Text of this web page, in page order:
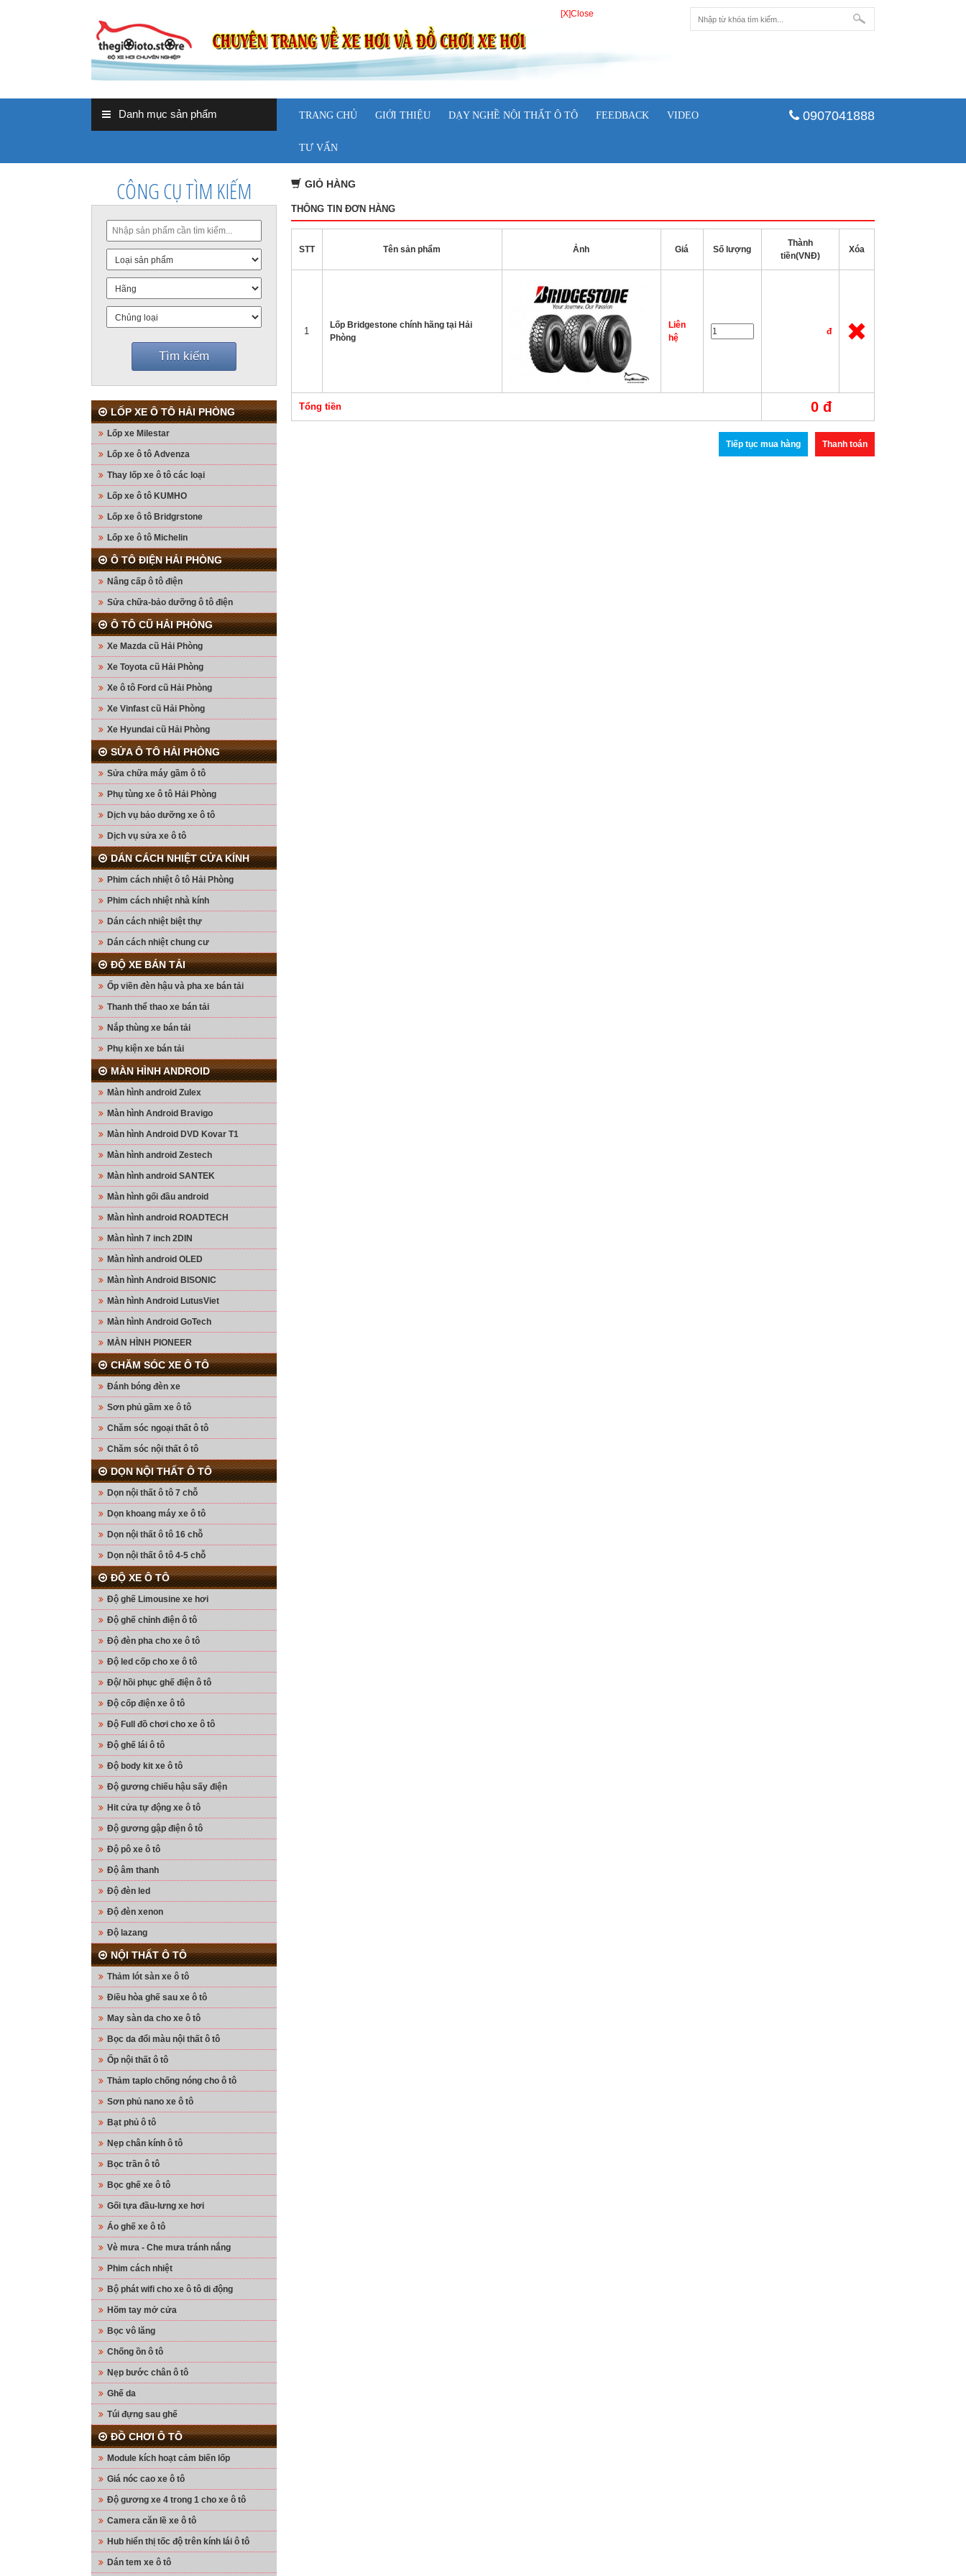
Danh mục sản phẩm
[X]Close
TRANG CHỦ GIỚI THIỆU DẠY NGHỀ NỘI THẤT Ô TÔ FEEDBACK VIDEO
TƯ VẤN
0907041888
CÔNG CỤ TÌM KIẾM
LỐP XE Ô TÔ HẢI PHÒNG
Lốp xe Milestar
Lốp xe ô tô Advenza
Thay lốp xe ô tô các loại
Lốp xe ô tô KUMHO
Lốp xe ô tô Bridgrstone
Lốp xe ô tô Michelin
Ô TÔ ĐIỆN HẢI PHÒNG
Nâng cấp ô tô điện
Sửa chữa-bảo dưỡng ô tô điện
Ô TÔ CŨ HẢI PHÒNG
Xe Mazda cũ Hải Phòng
Xe Toyota cũ Hải Phòng
Xe ô tô Ford cũ Hải Phòng
Xe Vinfast cũ Hải Phòng
Xe Hyundai cũ Hải Phòng
SỬA Ô TÔ HẢI PHÒNG
Sửa chữa máy gầm ô tô
Phụ tùng xe ô tô Hải Phòng
Dịch vụ bảo dưỡng xe ô tô
Dịch vụ sửa xe ô tô
DÁN CÁCH NHIỆT CỬA KÍNH
Phim cách nhiệt ô tô Hải Phòng
Phim cách nhiệt nhà kính
Dán cách nhiệt biệt thự
Dán cách nhiệt chung cư
ĐỘ XE BÁN TẢI
Ốp viền đèn hậu và pha xe bán tải
Thanh thể thao xe bán tải
Nắp thùng xe bán tải
Phụ kiện xe bán tải
MÀN HÌNH ANDROID
Màn hình android Zulex
Màn hình Android Bravigo
Màn hình Android DVD Kovar T1
Màn hình android Zestech
Màn hình android SANTEK
Màn hình gối đầu android
Màn hình android ROADTECH
Màn hình 7 inch 2DIN
Màn hình android OLED
Màn hình Android BISONIC
Màn hình Android LutusViet
Màn hình Android GoTech
MÀN HÌNH PIONEER
CHĂM SÓC XE Ô TÔ
Đánh bóng đèn xe
Sơn phủ gầm xe ô tô
Chăm sóc ngoại thất ô tô
Chăm sóc nội thất ô tô
DỌN NỘI THẤT Ô TÔ
Dọn nội thất ô tô 7 chỗ
Dọn khoang máy xe ô tô
Dọn nội thất ô tô 16 chỗ
Dọn nội thất ô tô 4-5 chỗ
ĐỘ XE Ô TÔ
Độ ghế Limousine xe hơi
Độ ghế chỉnh điện ô tô
Độ đèn pha cho xe ô tô
Độ led cốp cho xe ô tô
Độ/ hồi phục ghế điện ô tô
Độ cốp điện xe ô tô
Độ Full đồ chơi cho xe ô tô
Độ ghế lái ô tô
Độ body kit xe ô tô
Độ gương chiếu hậu sấy điện
Hit cửa tự động xe ô tô
Độ gương gập điện ô tô
Độ pô xe ô tô
Độ âm thanh
Độ đèn led
Độ đèn xenon
Độ lazang
NỘI THẤT Ô TÔ
Thảm lót sàn xe ô tô
Điều hòa ghế sau xe ô tô
May sàn da cho xe ô tô
Bọc da đổi màu nội thất ô tô
Ốp nội thất ô tô
Thảm taplo chống nóng cho ô tô
Sơn phủ nano xe ô tô
Bạt phủ ô tô
Nẹp chân kính ô tô
Bọc trần ô tô
Bọc ghế xe ô tô
Gối tựa đầu-lưng xe hơi
Áo ghế xe ô tô
Vè mưa - Che mưa tránh nắng
Phim cách nhiệt
Bộ phát wifi cho xe ô tô di động
Hõm tay mở cửa
Bọc vô lăng
Chống ồn ô tô
Nẹp bước chân ô tô
Ghế da
Túi đựng sau ghế
ĐỒ CHƠI Ô TÔ
Module kích hoạt cảm biến lốp
Giá nóc cao xe ô tô
Độ gương xe 4 trong 1 cho xe ô tô
Camera căn lề xe ô tô
Hub hiển thị tốc độ trên kính lái ô tô
Dán tem xe ô tô
GIỎ HÀNG
THÔNG TIN ĐƠN HÀNG
STT Tên sản phẩm Ảnh Giá Số lượng
Thành
tiền(VNĐ)
Xóa
1
Lốp Bridgestone chính hãng tại Hải
Phòng
Liên
hệ
đ
Tổng tiền 0 đ
Tiếp tục mua hàng Thanh toán